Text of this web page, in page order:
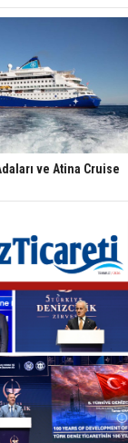
ve Atina Cruise